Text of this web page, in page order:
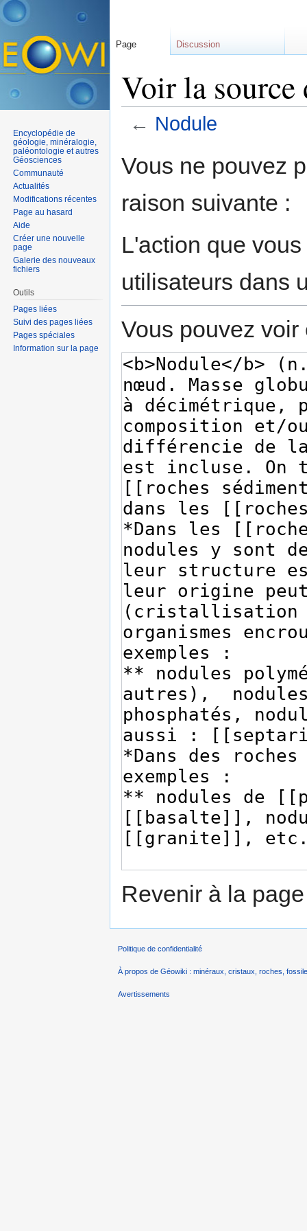
Voir la source
← Nodule
Vous ne pouvez
raison suivante :
L'action que
utilisateurs dans
Vous pouvez
Revenir à la
Page Discussion
Encyclopédie de
géologie, minéralogie,
paléontologie et autres
Géosciences
Communauté
Actualités
Modifications récentes
Page au hasard
Aide
Créer une nouvelle
page
Galerie des nouveaux
fichiers
Outils
Pages liées
Suivi des pages liées
Pages spéciales
Information sur la page
Politique de confidentialité
À propos de Géowiki : minéraux, cristaux, roches,
Avertissements